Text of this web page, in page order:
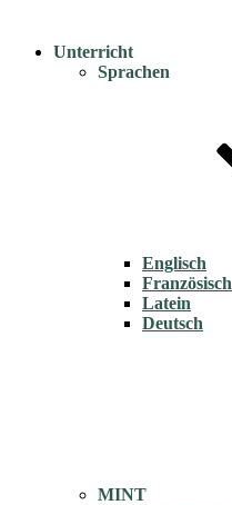
Unterricht
Sprachen
Englisch
Französisch
Latein
Deutsch
MINT